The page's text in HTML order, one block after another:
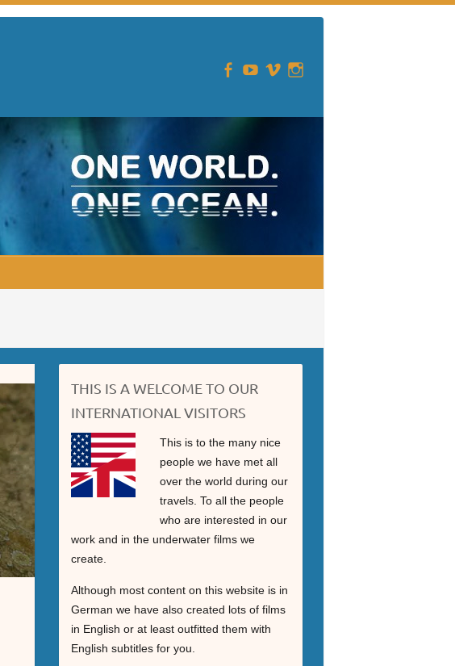
THIS IS A WELCOME TO OUR
INTERNATIONAL VISITORS
This is to the many nice
people we have met all
over the world during our
travels. To all the people
who are interested in our
work and in the underwater films we
create.
Although most content on this website is in
German we have also created lots of films
in English or at least outfitted them with
English subtitles for you.